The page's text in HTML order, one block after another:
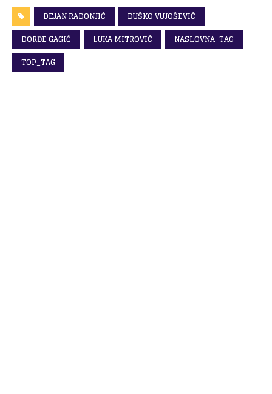
DEJAN RADONJIĆ
DUŠKO VUJOŠEVIĆ
ÐORĐE GAGIĆ
LUKA MITROVIĆ
NASLOVNA_TAG
TOP_TAG